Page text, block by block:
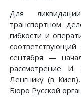
Для
транспортном
гибкости и
сентября —
рассмотрение
Ленгнику (в
Бюро Русской